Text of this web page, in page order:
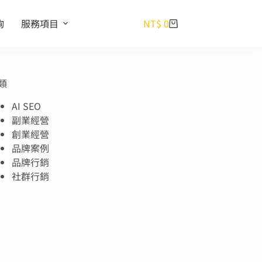
服務項目 NT$ 0
AI SEO
副業經營
創業經營
品牌案例
品牌行銷
社群行銷